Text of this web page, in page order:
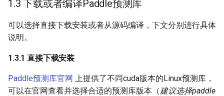
1.3 下载或者编译Paddle预测库
可以选择直接下载安装或者从源码编译，下文分别进行具体
说明。
1.3.1 直接下载安装
Paddle预测库官网 上提供了不同cuda版本的Linux预测库，
可以在官网查看并选择合适的预测库版本（建议选择paddle